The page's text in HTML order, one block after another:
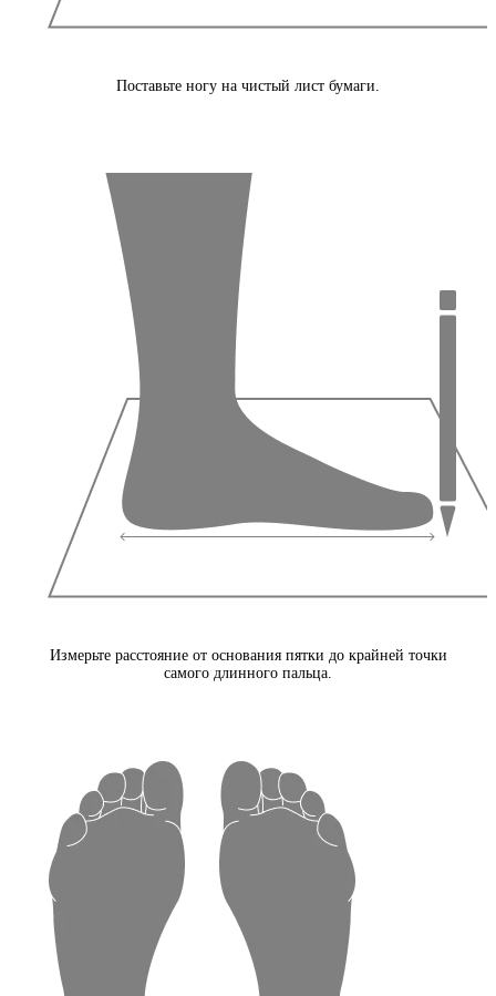
Поставьте ногу на чистый лист бумаги.
Измерьте расстояние от основания пятки до крайней точки
самого длинного пальца.